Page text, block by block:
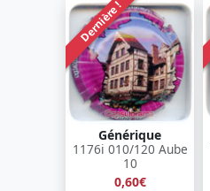
Dernière !
Générique
1176i 010/120 Aube
10
0,60€